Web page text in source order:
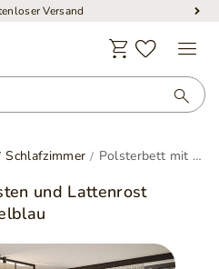
Versand
Schlafzimmer Polsterbett mit Bettkasten und Lattenrost 120x200 Tonale Dunkelblau
und Lattenrost